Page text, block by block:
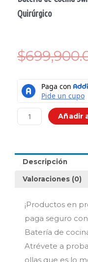
Quirúrgico
$
de
Swiss
Home
Acero
Quirúrgico
cantidad
Añadir
Descripción
Valoraciones (0)
¡Productos en
paga seguro
Batería de
Atrévete a
ollas que es lo